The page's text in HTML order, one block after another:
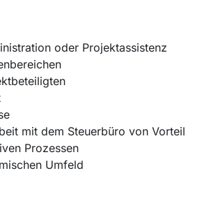
oder Projektassistenz
mit dem Steuerbüro von Vorteil
Prozessen
Umfeld